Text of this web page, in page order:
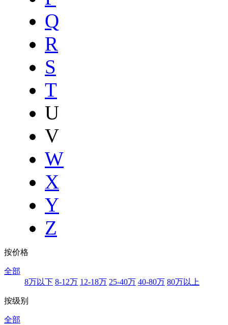
Q
R
S
T
U
V
W
X
Y
Z
按价格
全部
8万以下 8-12万 12-18万 25-40万 40-80万 80万以上
按级别
全部